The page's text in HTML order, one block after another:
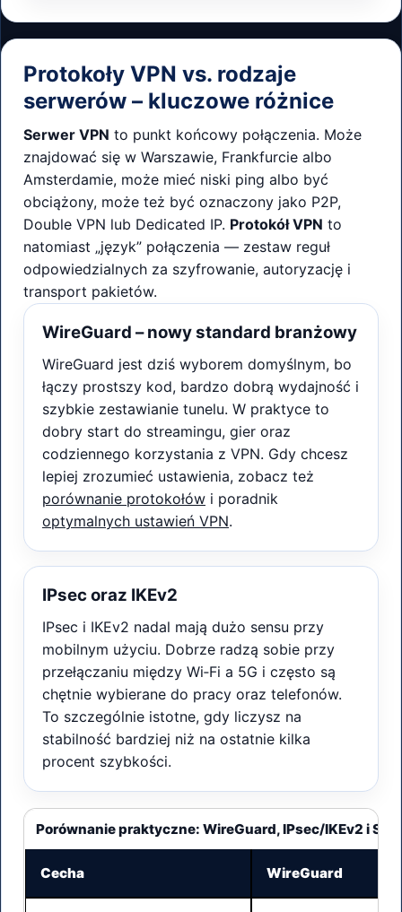
Protokoły VPN vs. rodzaje
serwerów – kluczowe różnice
Serwer VPN to punkt końcowy połączenia. Może
znajdować się w Warszawie, Frankfurcie albo
Amsterdamie, może mieć niski ping albo być
obciążony, może też być oznaczony jako P2P,
Double VPN lub Dedicated IP. Protokół VPN to
natomiast „język” połączenia — zestaw reguł
odpowiedzialnych za szyfrowanie, autoryzację i
transport pakietów.
WireGuard – nowy standard branżowy
WireGuard jest dziś wyborem domyślnym, bo
łączy prostszy kod, bardzo dobrą wydajność i
szybkie zestawianie tunelu. W praktyce to
dobry start do streamingu, gier oraz
codziennego korzystania z VPN. Gdy chcesz
lepiej zrozumieć ustawienia, zobacz też
porównanie protokołów i poradnik
optymalnych ustawień VPN.
IPsec oraz IKEv2
IPsec i IKEv2 nadal mają dużo sensu przy
mobilnym użyciu. Dobrze radzą sobie przy
przełączaniu między Wi‑Fi a 5G i często są
chętnie wybierane do pracy oraz telefonów.
To szczególnie istotne, gdy liczysz na
stabilność bardziej niż na ostatnie kilka
procent szybkości.
Porównanie praktyczne: WireGuard, IPsec/IKEv2 i
Cecha WireGuard